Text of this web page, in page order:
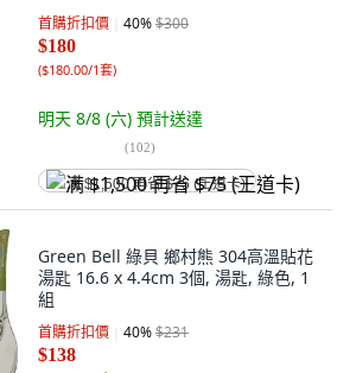
首購折扣價 40%$300
$180
($180.00/1套)
明天 8/8 (六) 預計送達
(102)
满 $1,500 再省 $75 (王道卡)
Green Bell 綠貝 鄉村熊 304高溫貼花
湯匙 16.6 x 4.4cm 3個, 湯匙, 綠色, 1
組
首購折扣價 40%$231
$138